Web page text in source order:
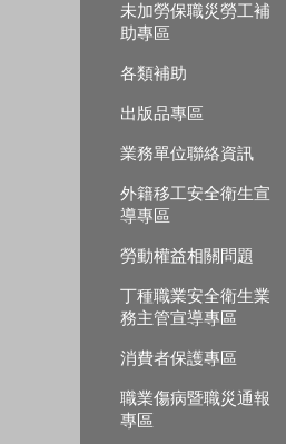
未加勞保職災勞工補
助專區
各類補助
出版品專區
業務單位聯絡資訊
外籍移工安全衛生宣
導專區
勞動權益相關問題
丁種職業安全衛生業
務主管宣導專區
消費者保護專區
職業傷病暨職災通報
專區